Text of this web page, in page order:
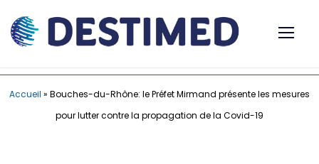
Accueil » Bouches-du-Rhône: le Préfet Mirmand présente les mesures
pour lutter contre la propagation de la Covid-19